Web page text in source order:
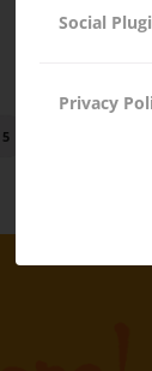
Social
Privacy
11.12.2018
5